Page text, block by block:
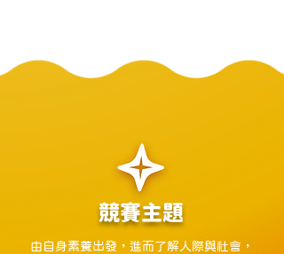
​競賽主題
由自身素養出發，進而了解人際與社會，